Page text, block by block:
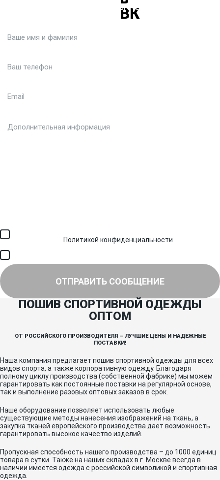
Или кратко опишите ситуацию. Мы очень быстро свяжемся с
вами :)
Политикой конфиденциальности
ОТПРАВИТЬ СООБЩЕНИЕ
ПОШИВ СПОРТИВНОЙ ОДЕЖДЫ
ОПТОМ
ОТ РОССИЙСКОГО ПРОИЗВОДИТЕЛЯ – ЛУЧШИЕ ЦЕНЫ И НАДЕЖНЫЕ
ПОСТАВКИ!
Наша компания предлагает пошив спортивной одежды для всех
видов спорта, а также корпоративную одежду. Благодаря
полному циклу производства (собственной фабрике) мы можем
гарантировать как постоянные поставки на регулярной основе,
так и выполнение разовых оптовых заказов в срок.
Наше оборудование позволяет использовать любые
существующие методы нанесения изображений на ткань, а
закупка тканей европейского производства дает возможность
гарантировать высокое качество изделий.
Пропускная способность нашего производства – до 1000 единиц
товара в сутки. Также на наших складах в г. Москве всегда в
наличии имеется одежда с российской символикой и спортивная
одежда.